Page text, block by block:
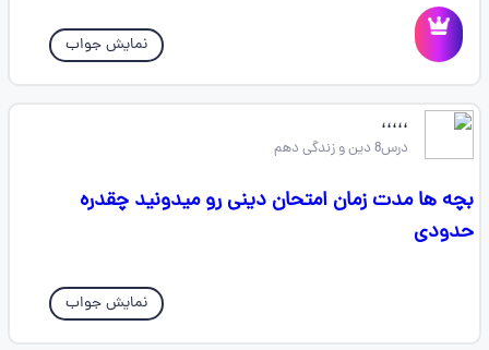
نمایش جواب
،،،،،
درس8 دین و زندگی دهم
بچه ها مدت زمان امتحان دینی رو میدونید چقدره
حدودی
نمایش جواب